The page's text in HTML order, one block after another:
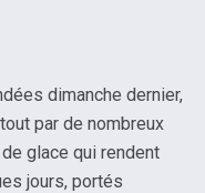
dimanche dernier,
par de nombreux
glace qui rendent
jours, portés